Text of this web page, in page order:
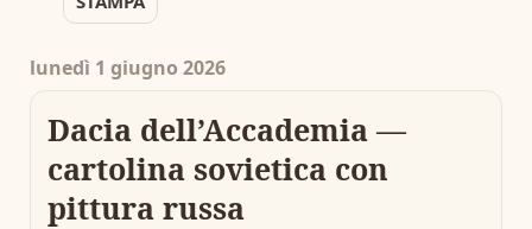
lunedì 1 giugno 2026
Dacia dell’Accademia —
cartolina sovietica con
pittura russa